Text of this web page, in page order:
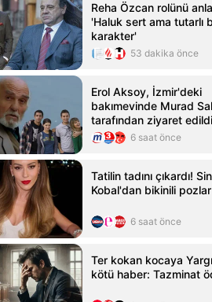
Reha Özcan rolünü
'Haluk sert ama tutarlı
karakter'
53 dakika önce
Erol Aksoy, İzmir'deki
bakımevinde Murad
tarafından ziyaret edildi
6 saat önce
Tatilin tadını çıkardı!
Kobal'dan bikinili pozlar
6 saat önce
Ter kokan kocaya
kötü haber: Tazminat